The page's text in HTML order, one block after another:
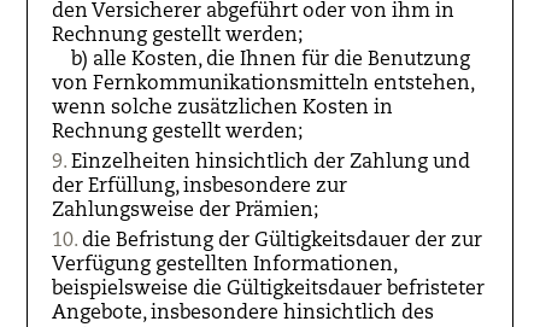
den Versicherer abgeführt oder von ihm in
Rechnung gestellt werden;
b) alle Kosten, die Ihnen für die Benutzung
von Fernkommunikationsmitteln entstehen,
wenn solche zusätzlichen Kosten in
Rechnung gestellt werden;
Einzelheiten hinsichtlich der Zahlung und
der Erfüllung, insbesondere zur
Zahlungsweise der Prämien;
die Befristung der Gültigkeitsdauer der zur
Verfügung gestellten Informationen,
beispielsweise die Gültigkeitsdauer befristeter
Angebote, insbesondere hinsichtlich des